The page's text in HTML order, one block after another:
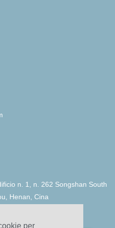
per
n. 1, n. 262 Songshan South
Henan, Cina